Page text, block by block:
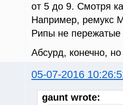
от 5 до 9. Смотря
Например, ремукс
Рипы не пережатые
Абсурд, конечно,
05-07-2016
gaunt wrote: